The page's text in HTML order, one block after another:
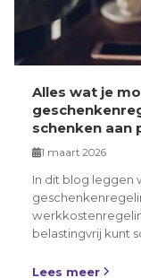
Alles wat je
schenken aan
1 maart 2026
In dit blog leggen
belastingvrij kunt
Lees meer